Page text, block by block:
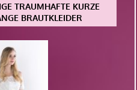
TRAUMHAFTE KURZE
BRAUTKLEIDER